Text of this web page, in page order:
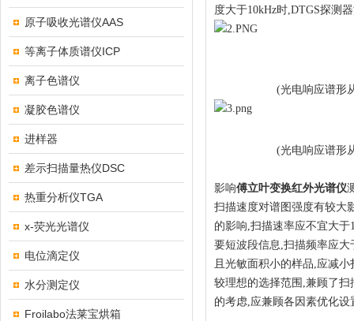
原子吸收光谱仪AAS
等离子体质谱仪ICP
离子色谱仪
凝胶色谱仪
进样器
差示扫描量热仪DSC
热重分析仪TGA
x-荧光光谱仪
电位滴定仪
水分测定仪
Froilabo法莱宝烘箱
度大于10kHz时,DTGS探测
(光电响应谱形
(光电响应谱形
影响傅立叶变换红外光谱仪
扫描速度对谱图强度有较大
的影响,扫描速率应不宜大
要短波段信息,扫描频率应
且光敏面积小的样品,应减
较理想的选择范围,兼顾了
的考虑,应兼顾各因素优化设